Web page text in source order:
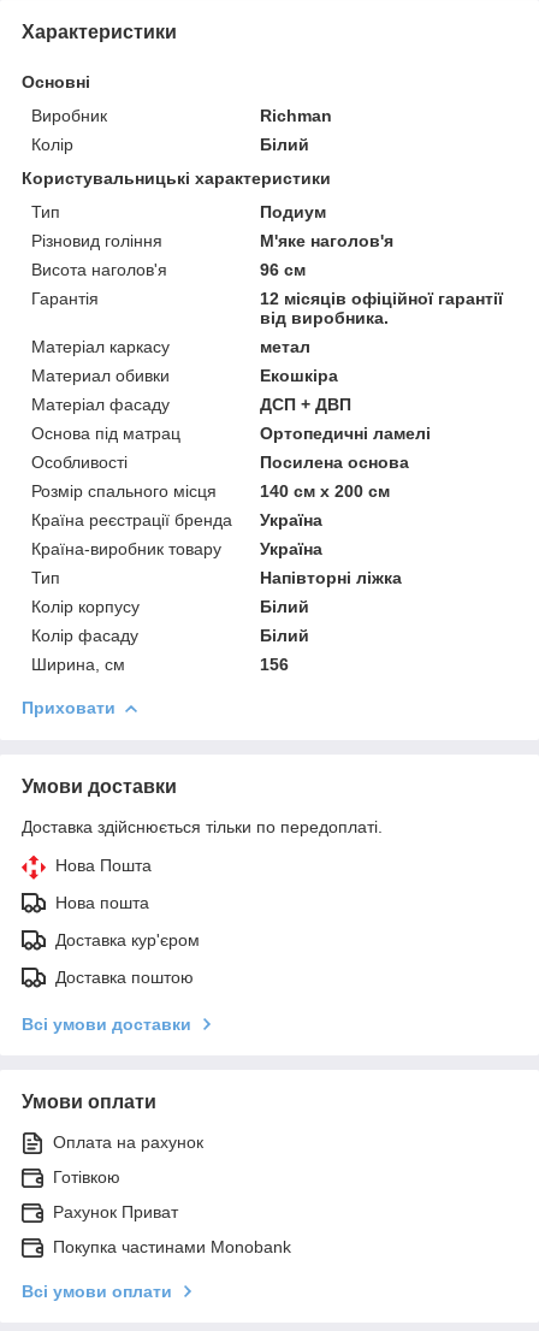
Характеристики
Основні
Виробник
Richman
Колір
Білий
Користувальницькі характеристики
Тип
Подиум
Різновид гоління
М'яке наголов'я
Висота наголов'я
96 см
Гарантія
12 місяців офіційної гарантії
від виробника.
Матеріал каркасу
метал
Материал обивки
Екошкіра
Матеріал фасаду
ДСП + ДВП
Основа під матрац
Ортопедичні ламелі
Особливості
Посилена основа
Розмір спального місця
140 см х 200 см
Країна реєстрації бренда
Україна
Країна-виробник товару
Україна
Тип
Напівторні ліжка
Колір корпусу
Білий
Колір фасаду
Білий
Ширина, см
156
Приховати
Умови доставки
Доставка здійснюється тільки по передоплаті.
Нова Пошта
Нова пошта
Доставка кур'єром
Доставка поштою
Всі умови доставки
Умови оплати
Оплата на рахунок
Готівкою
Рахунок Приват
Покупка частинами Monobank
Всі умови оплати